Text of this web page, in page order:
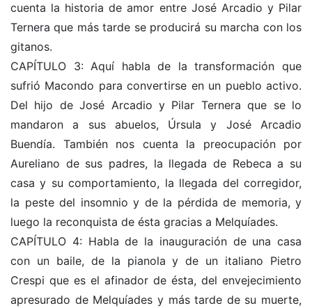
cuenta la historia de amor entre José Arcadio y Pilar
Ternera que más tarde se producirá su marcha con los
gitanos.
CAPÍTULO 3: Aquí habla de la transformación que
sufrió Macondo para convertirse en un pueblo activo.
Del hijo de José Arcadio y Pilar Ternera que se lo
mandaron a sus abuelos, Úrsula y José Arcadio
Buendía. También nos cuenta la preocupación por
Aureliano de sus padres, la llegada de Rebeca a su
casa y su comportamiento, la llegada del corregidor,
la peste del insomnio y de la pérdida de memoria, y
luego la reconquista de ésta gracias a Melquíades.
CAPÍTULO 4: Habla de la inauguración de una casa
con un baile, de la pianola y de un italiano Pietro
Crespi que es el afinador de ésta, del envejecimiento
apresurado de Melquíades y más tarde de su muerte,